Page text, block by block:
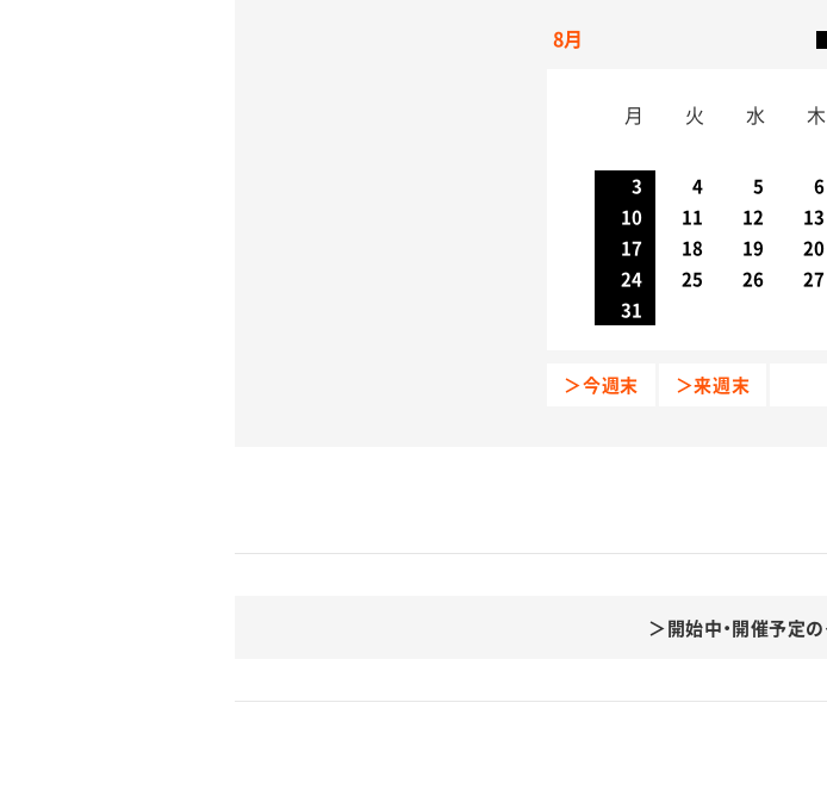
8月
月 火 水 木
3
4 5 6
10
11 12 13
17
18 19 20
24
25 26 27
31
＞今週末 ＞来週末
開始中・開催予定